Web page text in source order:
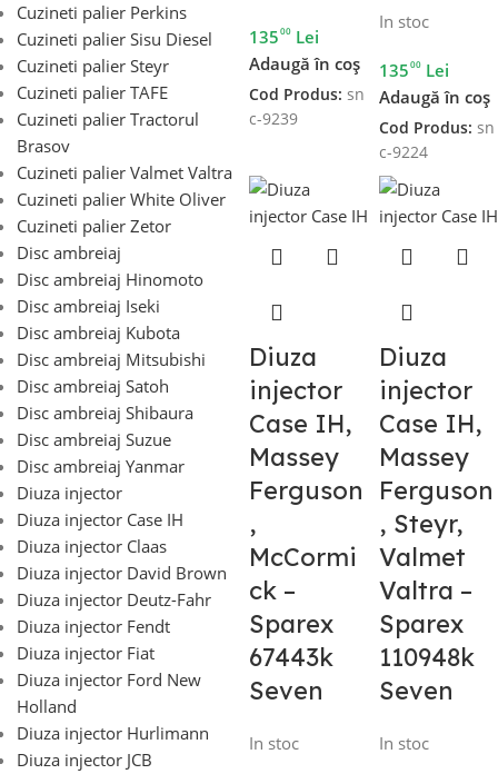
Cuzineti palier Perkins
Cuzineti palier Sisu Diesel
Cuzineti palier Steyr
Cuzineti palier TAFE
Cuzineti palier Tractorul
Brasov
Cuzineti palier Valmet Valtra
Cuzineti palier White Oliver
Cuzineti palier Zetor
Disc ambreiaj
Disc ambreiaj Hinomoto
Disc ambreiaj Iseki
Disc ambreiaj Kubota
Disc ambreiaj Mitsubishi
Disc ambreiaj Satoh
Disc ambreiaj Shibaura
Disc ambreiaj Suzue
Disc ambreiaj Yanmar
Diuza injector
Diuza injector Case IH
Diuza injector Claas
Diuza injector David Brown
Diuza injector Deutz-Fahr
Diuza injector Fendt
Diuza injector Fiat
Diuza injector Ford New
Holland
Diuza injector Hurlimann
Diuza injector JCB
13500 Lei
Adaugă în coș
Cod Produs: sn
c-9239
In stoc
13500 Lei
Adaugă în coș
Cod Produs: sn
c-9224
Diuza
injector
Case IH,
Massey
Ferguson
,
McCormi
ck –
Sparex
67443k
Seven
In stoc
Diuza
injector
Case IH,
Massey
Ferguson
, Steyr,
Valmet
Valtra –
Sparex
110948k
Seven
In stoc